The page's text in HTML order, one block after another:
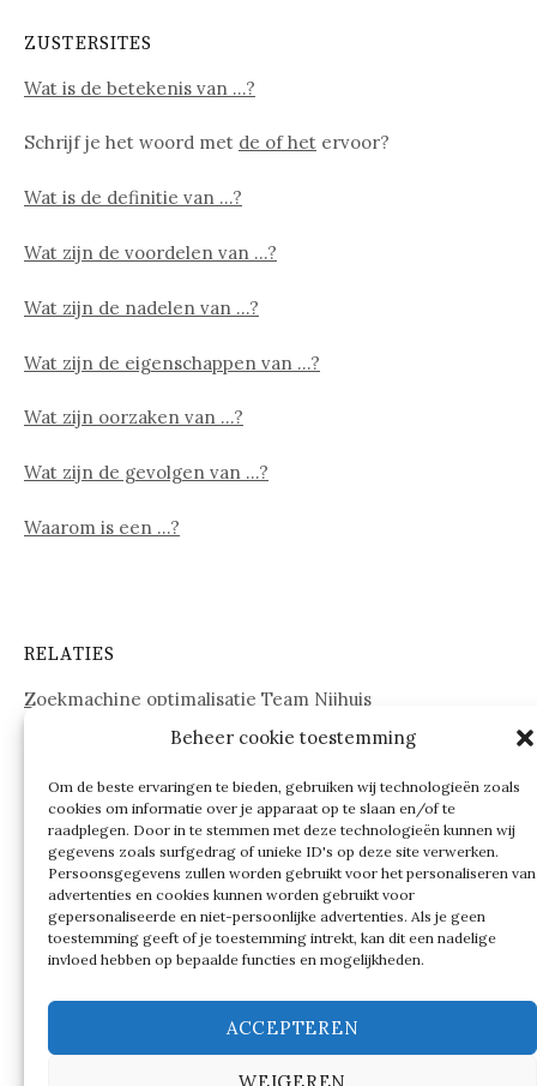
Beheer cookie toestemming
Om de beste ervaringen te bieden, gebruiken wij technologieën zoals
cookies om informatie over je apparaat op te slaan en/of te
raadplegen. Door in te stemmen met deze technologieën kunnen wij
gegevens zoals surfgedrag of unieke ID's op deze site verwerken.
Persoonsgegevens zullen worden gebruikt voor het personaliseren van
advertenties en cookies kunnen worden gebruikt voor
gepersonaliseerde en niet-persoonlijke advertenties. Als je geen
toestemming geeft of je toestemming intrekt, kan dit een nadelige
invloed hebben op bepaalde functies en mogelijkheden.
ACCEPTEREN
WEIGEREN
ZUSTERSITES
Wat is de betekenis van …?
Schrijf je het woord met de of het ervoor?
Wat is de definitie van …?
Wat zijn de voordelen van …?
Wat zijn de nadelen van …?
Wat zijn de eigenschappen van …?
Wat zijn oorzaken van …?
Wat zijn de gevolgen van …?
Waarom is een …?
RELATIES
Zoekmachine optimalisatie Team Nijhuis